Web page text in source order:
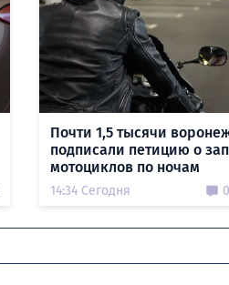
Почти 1,5 тысячи
подписали петицию о
мотоциклов по ночам
14:34 Сегодня 0